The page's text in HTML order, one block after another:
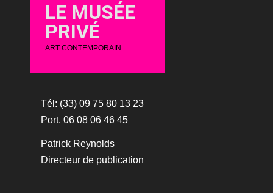
LE MUSÉE
PRIVÉ
ART CONTEMPORAIN
Tél: (33) 09 75 80 13 23
Port. 06 08 06 46 45
Patrick Reynolds
Directeur de publication